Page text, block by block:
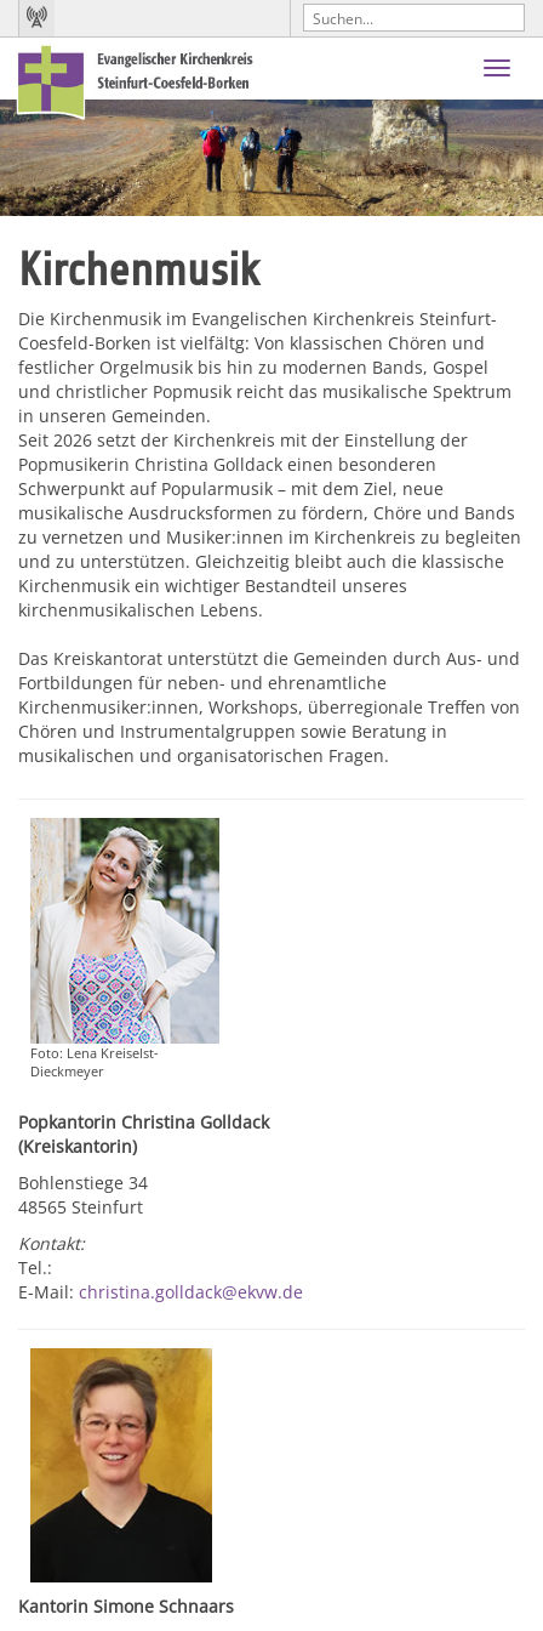
Kirchenmusik
Die Kirchenmusik im Evangelischen Kirchenkreis Steinfurt-
Coesfeld-Borken ist vielfältg: Von klassischen Chören und
festlicher Orgelmusik bis hin zu modernen Bands, Gospel
und christlicher Popmusik reicht das musikalische Spektrum
in unseren Gemeinden.
Seit 2026 setzt der Kirchenkreis mit der Einstellung der
Popmusikerin Christina Golldack einen besonderen
Schwerpunkt auf Popularmusik – mit dem Ziel, neue
musikalische Ausdrucksformen zu fördern, Chöre und Bands
zu vernetzen und Musiker:innen im Kirchenkreis zu begleiten
und zu unterstützen. Gleichzeitig bleibt auch die klassische
Kirchenmusik ein wichtiger Bestandteil unseres
kirchenmusikalischen Lebens.
Das Kreiskantorat unterstützt die Gemeinden durch Aus- und
Fortbildungen für neben- und ehrenamtliche
Kirchenmusiker:innen, Workshops, überregionale Treffen von
Chören und Instrumentalgruppen sowie Beratung in
musikalischen und organisatorischen Fragen.
Foto: Lena Kreiselst-
Dieckmeyer
Popkantorin Christina Golldack
(Kreiskantorin)
Bohlenstiege 34
48565 Steinfurt
Kontakt:
Tel.:
E-Mail: christina.golldack@ekvw.de
Kantorin Simone Schnaars